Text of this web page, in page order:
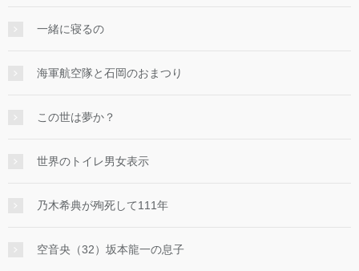
一緒に寝るの
海軍航空隊と石岡のおまつり
この世は夢か？
世界のトイレ男女表示
乃木希典が殉死して111年
空音央（32）坂本龍一の息子